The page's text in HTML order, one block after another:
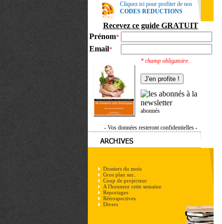
Cliquez ici pour profiter de nos
CODES REDUCTIONS
Recevez ce guide GRATUIT
Prénom*
Email*
* champ obligatoire.
abonnés
- Vos données resteront confidentielles -
Dossiers du mois
Gros plan sur..
Coup de projecteur
A l'honneur cette semaine
Reportages
Rétrospectives
Divers